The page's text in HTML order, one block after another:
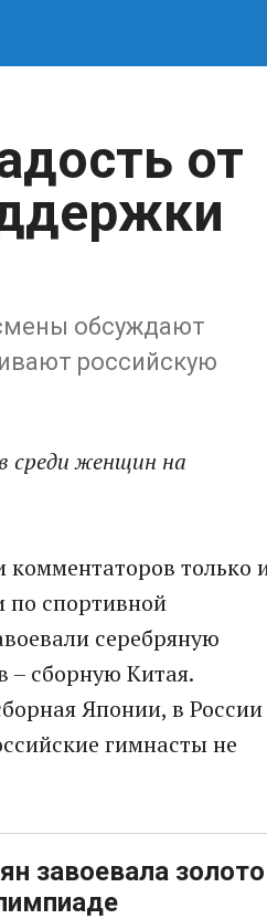
от
обсуждают
российскую
среди женщин на
комментаторов только
по спортивной
серебряную
– сборную Китая.
Японии, в России
гимнасты не
завоевала золото